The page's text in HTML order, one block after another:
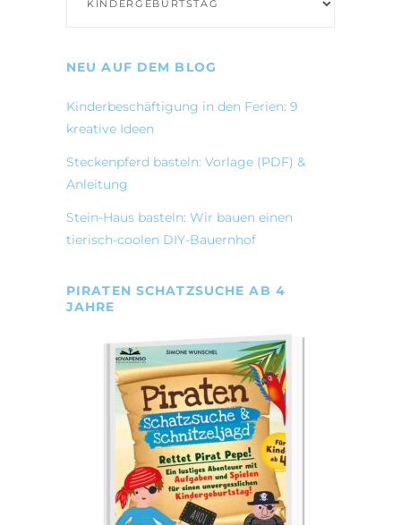
NEU AUF DEM BLOG
Kinderbeschäftigung in den Ferien: 9
kreative Ideen
Steckenpferd basteln: Vorlage (PDF) &
Anleitung
Stein-Haus basteln: Wir bauen einen
tierisch-coolen DIY-Bauernhof
PIRATEN SCHATZSUCHE AB 4
JAHRE